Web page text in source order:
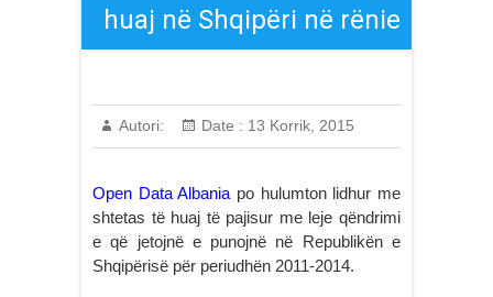
huaj në Shqipëri në rënie
Autori: Date : 13 Korrik, 2015
Open Data Albania po hulumton lidhur me
shtetas të huaj të pajisur me leje qëndrimi
e që jetojnë e punojnë në Republikën e
Shqipërisë për periudhën 2011-2014.